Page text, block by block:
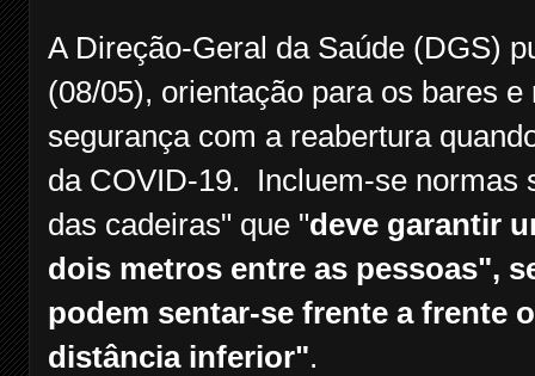
A Direção-Geral da Saúde (DGS)
(08/05), orientação para os bares
segurança com a reabertura
da COVID-19. Incluem-se normas
das cadeiras" que "deve garantir
dois metros entre as pessoas",
podem sentar-se frente a frente
distância inferior".